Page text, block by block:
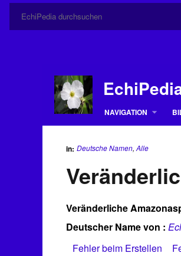
NAVIGATION
in: Deutsche Namen, Alle
Veränderliche
Deutscher Name von :
Fehler beim Erstellen